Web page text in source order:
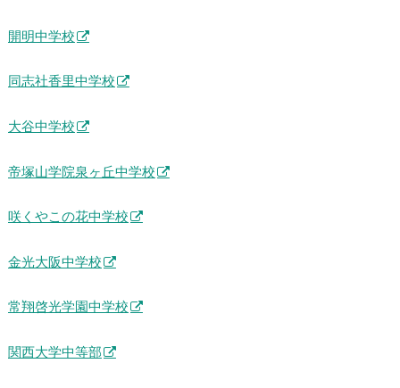
開明中学校
同志社香里中学校
大谷中学校
帝塚山学院泉ヶ丘中学校
咲くやこの花中学校
金光大阪中学校
常翔啓光学園中学校
関西大学中等部